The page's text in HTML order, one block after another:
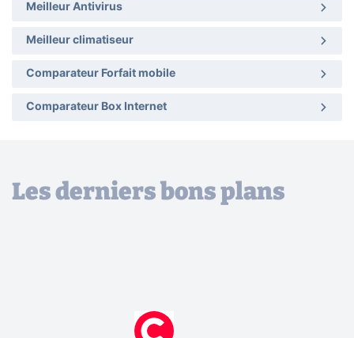
Meilleur Antivirus
Meilleur climatiseur
Comparateur Forfait mobile
Comparateur Box Internet
Les derniers bons plans